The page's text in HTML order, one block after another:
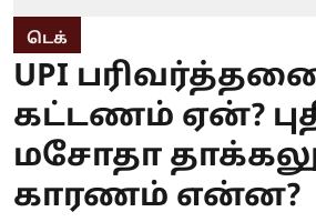
டெக்
UPI
கட்டணம் ஏன்?
மசோதா
காரணம் என்ன?